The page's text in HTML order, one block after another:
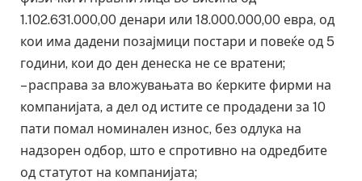
1.102.631.000,00 денари или 18.000.000,00 евра, од
кои има дадени позајмици постари и повеќе од 5
години, кои до ден денеска не се вратени;
– расправа за вложувањата во ќерките фирми на
компанијата, а дел од истите се продадени за 10
пати помал номинален износ, без одлука на
надзорен одбор, што е спротивно на одредбите
од статутот на компанијата;